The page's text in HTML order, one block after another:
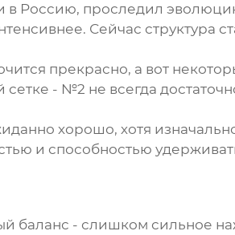
в Россию, проследил
Сейчас структура
прекрасно, а вот
- №2 не всегда
хорошо, хотя
и способностью
баланс - слишком сильное